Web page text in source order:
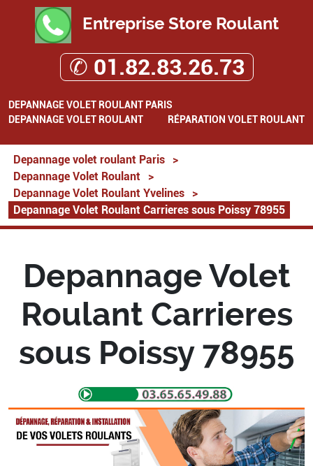
Entreprise Store Roulant
✆ 01.82.83.26.73
DEPANNAGE VOLET ROULANT PARIS
DEPANNAGE VOLET ROULANT
RÉPARATION VOLET ROULANT
Depannage volet roulant Paris
>
Depannage Volet Roulant
>
Depannage Volet Roulant Yvelines
>
Depannage Volet Roulant Carrieres sous Poissy 78955
Depannage Volet
Roulant Carrieres
sous Poissy 78955